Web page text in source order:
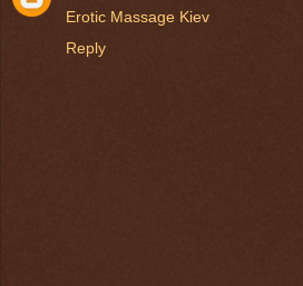
Erotic Massage Kiev
Reply